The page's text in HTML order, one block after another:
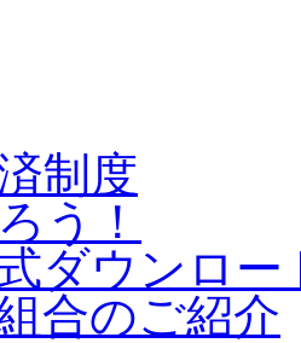
制度
う！
ダウンロー
合のご紹介